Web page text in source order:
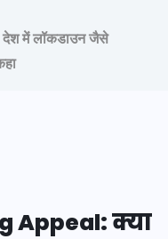
में लॉकडाउन जैसे
Appeal: क्या